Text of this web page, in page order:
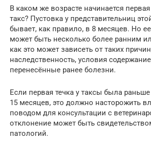
В каком же возрасте начинается первая
такс? Пустовка у представительниц
бывает, как правило, в 8 месяцев. Но
может быть несколько более ранним
как это может зависеть от таких
наследственность, условия
перенесённые ранее болезни.
Если первая течка у таксы была
15 месяцев, это должно насторожить
поводом для консультации с
отклонение может быть
патологий.